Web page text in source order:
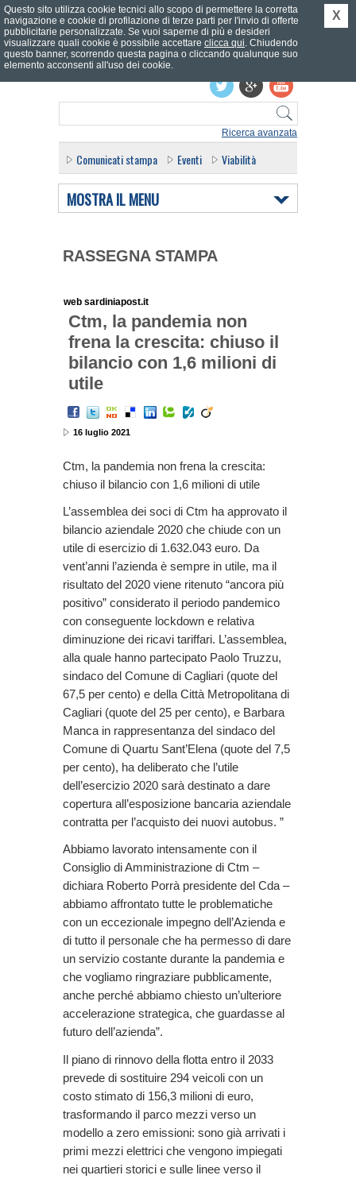
Ricerca avanzata
Effettua il login
Comunicati stampa Eventi Viabilità
MOSTRA IL MENU
RASSEGNA STAMPA
web sardiniapost.it
Ctm, la pandemia non
frena la crescita: chiuso il
bilancio con 1,6 milioni di
utile
16 luglio 2021
Ctm, la pandemia non frena la crescita:
chiuso il bilancio con 1,6 milioni di utile
L’assemblea dei soci di Ctm ha approvato il
bilancio aziendale 2020 che chiude con un
utile di esercizio di 1.632.043 euro. Da
vent’anni l’azienda è sempre in utile, ma il
risultato del 2020 viene ritenuto “ancora più
positivo” considerato il periodo pandemico
con conseguente lockdown e relativa
diminuzione dei ricavi tariffari. L’assemblea,
alla quale hanno partecipato Paolo Truzzu,
sindaco del Comune di Cagliari (quote del
67,5 per cento) e della Città Metropolitana di
Cagliari (quote del 25 per cento), e Barbara
Manca in rappresentanza del sindaco del
Comune di Quartu Sant’Elena (quote del 7,5
per cento), ha deliberato che l’utile
dell’esercizio 2020 sarà destinato a dare
copertura all’esposizione bancaria aziendale
contratta per l’acquisto dei nuovi autobus. ”
Abbiamo lavorato intensamente con il
Consiglio di Amministrazione di Ctm –
dichiara Roberto Porrà presidente del Cda –
abbiamo affrontato tutte le problematiche
con un eccezionale impegno dell’Azienda e
di tutto il personale che ha permesso di dare
un servizio costante durante la pandemia e
che vogliamo ringraziare pubblicamente,
anche perché abbiamo chiesto un’ulteriore
accelerazione strategica, che guardasse al
futuro dell’azienda”.
Il piano di rinnovo della flotta entro il 2033
prevede di sostituire 294 veicoli con un
costo stimato di 156,3 milioni di euro,
trasformando il parco mezzi verso un
modello a zero emissioni: sono già arrivati i
primi mezzi elettrici che vengono impiegati
nei quartieri storici e sulle linee verso il
Questo sito utilizza cookie tecnici allo scopo di permettere la corretta
navigazione e cookie di profilazione di terze parti per l'invio di offerte
pubblicitarie personalizzate. Se vuoi saperne di più e desideri
visualizzare quali cookie è possibile accettare clicca qui. Chiudendo
questo banner, scorrendo questa pagina o cliccando qualunque suo
elemento acconsenti all'uso dei cookie.
X